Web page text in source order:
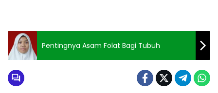
Pentingnya Asam Folat Bagi Tubuh